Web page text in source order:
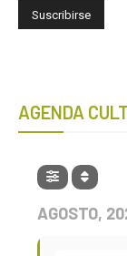
AGENDA
AGOSTO,